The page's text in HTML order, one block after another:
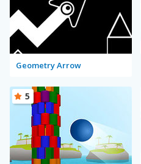
Geometry Arrow
5